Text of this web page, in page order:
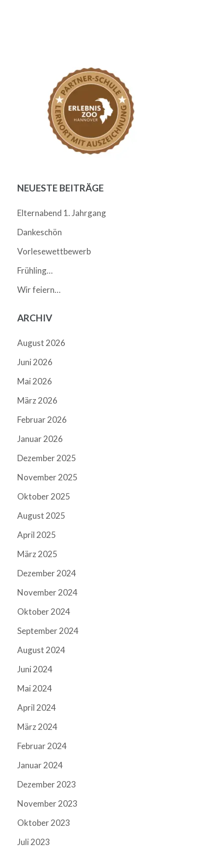
NEUESTE BEITRÄGE
Elternabend 1. Jahrgang
Dankeschön
Vorlesewettbewerb
Frühling…
Wir feiern…
ARCHIV
August 2026
Juni 2026
Mai 2026
März 2026
Februar 2026
Januar 2026
Dezember 2025
November 2025
Oktober 2025
August 2025
April 2025
März 2025
Dezember 2024
November 2024
Oktober 2024
September 2024
August 2024
Juni 2024
Mai 2024
April 2024
März 2024
Februar 2024
Januar 2024
Dezember 2023
November 2023
Oktober 2023
Juli 2023